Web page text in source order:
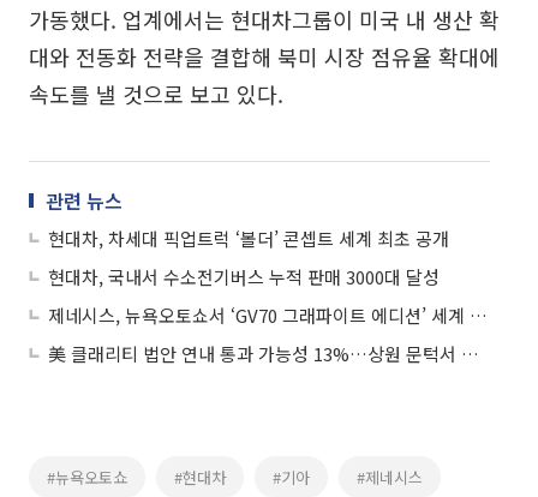
가동했다. 업계에서는 현대차그룹이 미국 내 생산 확
대와 전동화 전략을 결합해 북미 시장 점유율 확대에
속도를 낼 것으로 보고 있다.
관련 뉴스
현대차, 차세대 픽업트럭 ‘볼더’ 콘셉트 세계 최초 공개
현대차, 국내서 수소전기버스 누적 판매 3000대 달성
제네시스, 뉴욕오토쇼서 ‘GV70 그래파이트 에디션’ 세계 최초 공개
美 클래리티 법안 연내 통과 가능성 13%…상원 문턱서 제동
#뉴욕오토쇼 #현대차 #기아 #제네시스